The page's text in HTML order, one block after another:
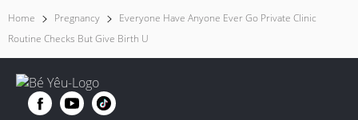
Home Pregnancy
Everyone Have Anyone Ever Go Private Clinic
Routine Checks But Give Birth U